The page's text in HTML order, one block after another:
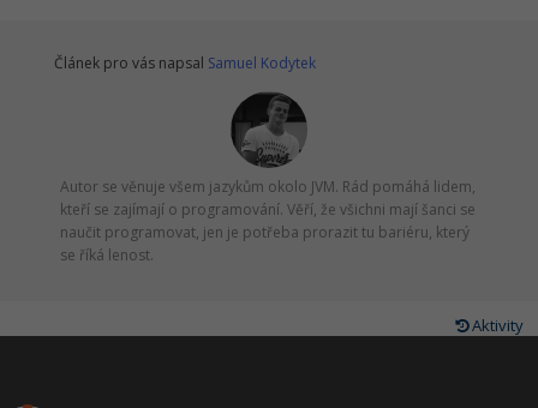
Článek pro vás napsal Samuel Kodytek
Autor se věnuje všem jazykům okolo JVM. Rád pomáhá lidem,
kteří se zajímají o programování. Věří, že všichni mají šanci se
naučit programovat, jen je potřeba prorazit tu bariéru, který
se říká lenost.
Aktivity